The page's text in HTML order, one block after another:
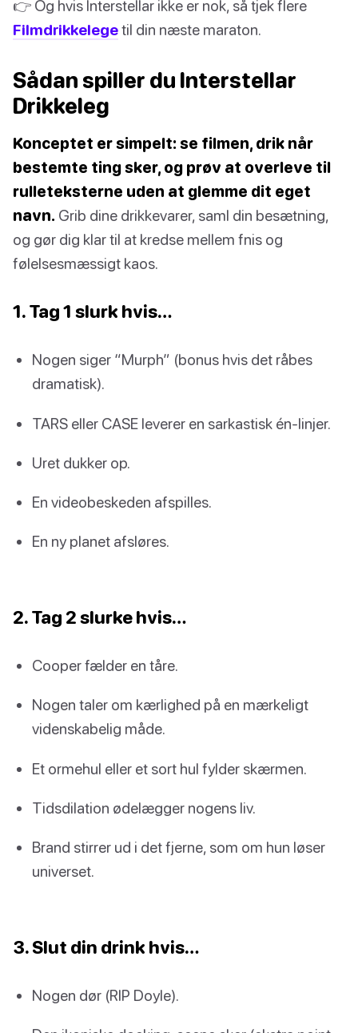
👉 Og hvis Interstellar ikke er nok, så tjek flere
Filmdrikkelegetil din næste maraton.
Sådan spiller du Interstellar
Drikkeleg
Konceptet er simpelt: se filmen, drik når
bestemte ting sker, og prøv at overleve til
rulleteksterne uden at glemme dit eget
navn. Grib dine drikkevarer, saml din besætning,
og gør dig klar til at kredse mellem fnis og
følelsesmæssigt kaos.
1. Tag 1 slurk hvis…
Nogen siger “Murph” (bonus hvis det råbes
dramatisk).
TARS eller CASE leverer en sarkastisk én-linjer.
Uret dukker op.
En videobeskeden afspilles.
En ny planet afsløres.
2. Tag 2 slurke hvis…
Cooper fælder en tåre.
Nogen taler om kærlighed på en mærkeligt
videnskabelig måde.
Et ormehul eller et sort hul fylder skærmen.
Tidsdilation ødelægger nogens liv.
Brand stirrer ud i det fjerne, som om hun løser
universet.
3. Slut din drink hvis…
Nogen dør (RIP Doyle).